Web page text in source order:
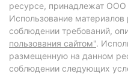
ресурсе, принадлежат
Использование
соблюдении требований,
пользования сайтом".
размещенную на данном
соблюдении следующих